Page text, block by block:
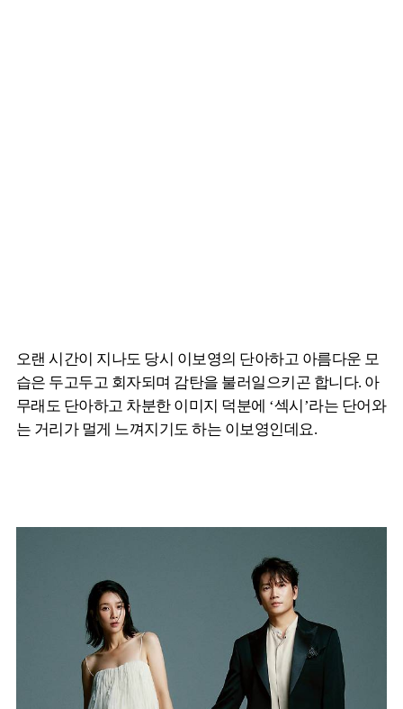
오랜 시간이 지나도 당시 이보영의 단아하고 아름다운 모
습은 두고두고 회자되며 감탄을 불러일으키곤 합니다. 아
무래도 단아하고 차분한 이미지 덕분에 ‘섹시’라는 단어와
는 거리가 멀게 느껴지기도 하는 이보영인데요.